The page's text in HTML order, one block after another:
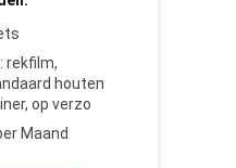
rekfilm,
houten
op verzo
Maand